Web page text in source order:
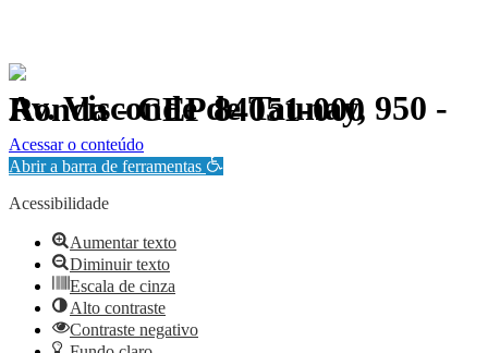
Av. Visconde de Taunay, 950 - Ronda - CEP 84051-000
Política de Privacidade.
Acessar o conteúdo
Abrir a barra de ferramentas
Acessibilidade
Aumentar texto
Diminuir texto
Escala de cinza
Alto contraste
Contraste negativo